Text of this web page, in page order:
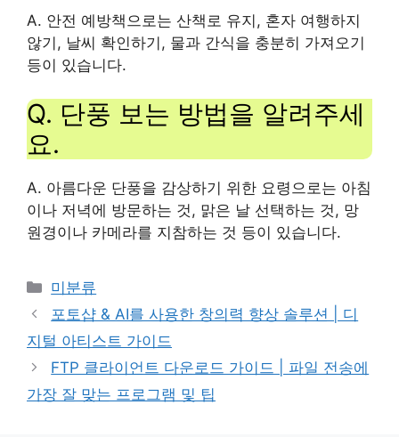
A. 안전 예방책으로는 산책로 유지, 혼자 여행하지
않기, 날씨 확인하기, 물과 간식을 충분히 가져오기
등이 있습니다.
Q. 단풍 보는 방법을 알려주세
요.
A. 아름다운 단풍을 감상하기 위한 요령으로는 아침
이나 저녁에 방문하는 것, 맑은 날 선택하는 것, 망
원경이나 카메라를 지참하는 것 등이 있습니다.
Categories
미분류
포토샵 & AI를 사용한 창의력 향상 솔루션 | 디
지털 아티스트 가이드
FTP 클라이언트 다운로드 가이드 | 파일 전송에
가장 잘 맞는 프로그램 및 팁